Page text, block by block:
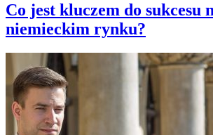
Co jest kluczem do sukcesu
niemieckim rynku?